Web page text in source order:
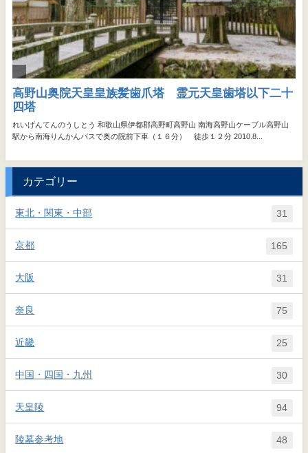
カテゴリー
東北・関東・中部 31
京都 165
大阪 31
奈良 75
近畿 25
中国・四国・九州 30
天皇陵 94
陵墓参考地 48